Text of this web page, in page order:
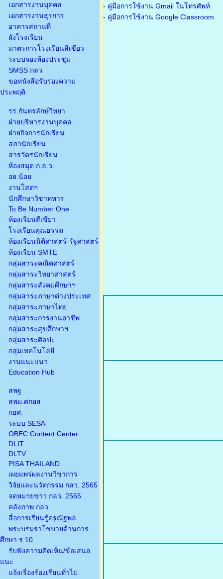
เอกสารงานบุคคล
เอกสารงานธุรการ
อาคารสถานที่
ผังโรงเรียน
มาตรการโรงเรียนสีเขียว
ระบบจองห้องประชุม
SMSS กลว
ขอหนังสือรับรองความ
ประพฤติ
รร.กันทรลักษ์วิทยา
ฝ่ายบริหารงานบุคคล
ฝ่ายกิจการนักเรียน
สภานักเรียน
สารวัตรนักเรียน
ห้องสมุด ก.ล.ว.
อย.น้อย
งานโสตฯ
นักศึกษาวิชาทหาร
To Be Number One
ห้องเรียนสีเขียว
โรงเรียนคุณธรรม
ห้องเรียนนิติศาสตร์-รัฐศาสตร์
ห้องเรียน SMTE
กลุ่มสาระคณิตศาสตร์
กลุ่มสาระวิทยาศาสตร์
กลุ่มสาระสังคมศึกษาฯ
กลุ่มสาระภาษาต่างประเทศ
กลุ่มสาระภาษาไทย
กลุ่มสาระการงานอาชีพ
กลุ่มสาระสุขศึกษาฯ
กลุ่มสาระศิลปะ
กลุ่มเทคโนโลยี
งานแนะแนว
Education Hub
สพฐ
สพม.ศกยส
กยศ.
ระบบ SESA
OBEC Content Center
DLIT
DLTV
PISA THAILAND
เผยแพร่ผลงานวิชาการ
วิจัยและนวัตกรรม กลว. 2565
จดหมายข่าว กลว. 2565
คลังภาพ กลว.
สื่อการเรียนรู้ครูณัฐพล
พระบรมราโชบายด้านการ
ศึกษา ร.10
รับฟังความคิดเห็น/ข้อเสนอ
แนะ
แจ้งเรื่องร้องเรียนทั่วไป
- คู่มือการใช้งาน Gmail ในโทรศัพท์
- คู่มือการใช้งาน Google Classroom